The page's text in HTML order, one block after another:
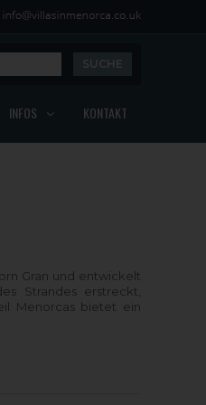
INFOS KONTAKT
Gran und entwickelt
Strandes erstreckt,
Menorcas bietet ein